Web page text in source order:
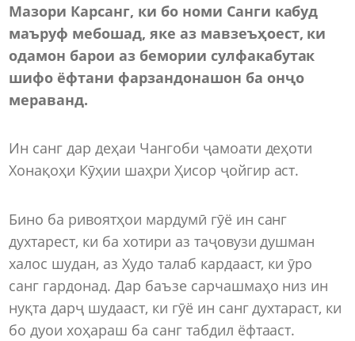
Мазори Карсанг, ки бо номи Санги кабуд
маъруф мебошад, яке аз мавзеъҳоест, ки
одамон барои аз бемории сулфакабутак
шифо ёфтани фарзандонашон ба онҷо
мераванд.
Ин санг дар деҳаи Чангоби ҷамоати деҳоти
Хонақоҳи Кӯҳии шаҳри Ҳисор ҷойгир аст.
Бино ба ривоятҳои мардумӣ гӯё ин санг
духтарест, ки ба хотири аз таҷовузи душман
халос шудан, аз Худо талаб кардааст, ки ӯро
санг гардонад. Дар баъзе сарчашмаҳо низ ин
нуқта дарҷ шудааст, ки гӯё ин санг духтараст, ки
бо дуои хоҳараш ба санг табдил ёфтааст.